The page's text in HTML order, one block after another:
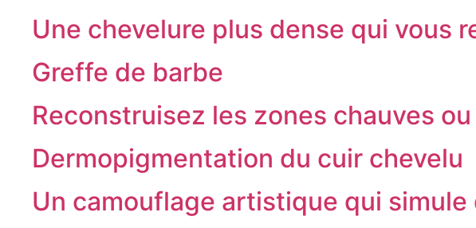
Une chevelure plus dense qui vous
Greffe de barbe
Reconstruisez les zones chauves
Dermopigmentation du cuir chevelu
Un camouflage artistique qui